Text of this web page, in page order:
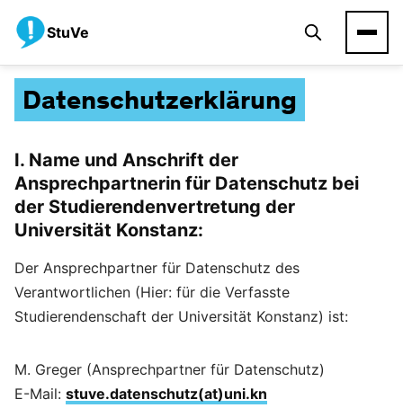
StuVe
Datenschutzerklärung
I. Name und Anschrift der
Ansprechpartnerin für Datenschutz bei
der Studierendenvertretung der
Universität Konstanz:
Der Ansprechpartner für Datenschutz des
Verantwortlichen (Hier: für die Verfasste
Studierendenschaft der Universität Konstanz) ist:
M. Greger (Ansprechpartner für Datenschutz)
E-Mail: stuve.datenschutz(at)uni.kn